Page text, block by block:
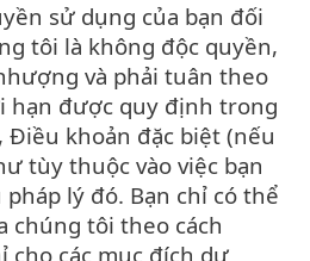
sử dụng của bạn đối
tôi là không độc quyền,
và phải tuân theo
hạn được quy định trong
Điều khoản đặc biệt (nếu
tùy thuộc vào việc bạn
lý đó. Bạn chỉ có thể
chúng tôi theo cách
các mục đích dự